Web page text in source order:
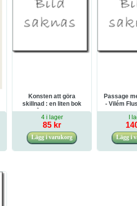
Konsten att göra
skillnad : en liten bok
om vårt stora ansvar
4 i lager
85 kr
Passage
- Vilém
och
I